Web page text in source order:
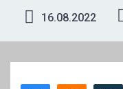
16.08.2022